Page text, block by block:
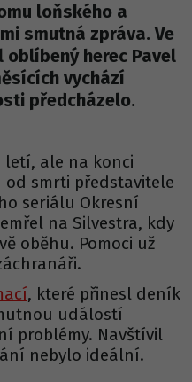
loňského a
smutná zpráva. Ve
herec Pavel
vychází
předcházelo.
letí, ale na konci
od smrti představitele
seriálu Okresní
na Silvestra, kdy
oběhu. Pomoci už
, které přinesl deník
událostí
problémy. Navštívil
nebylo ideální.